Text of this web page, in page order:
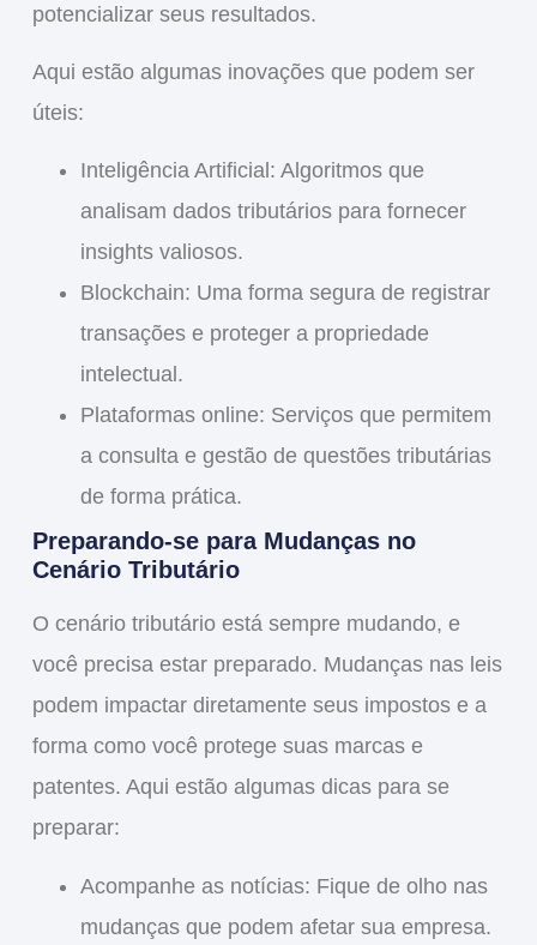
potencializar seus resultados.
Aqui estão algumas inovações que podem ser
úteis:
Inteligência Artificial : Algoritmos que
analisam dados tributários para fornecer
insights valiosos.
Blockchain: Uma forma segura de registrar
transações e proteger a propriedade
intelectual.
Plataformas online: Serviços que permitem
a consulta e gestão de questões tributárias
de forma prática.
Preparando-se para Mudanças no
Cenário Tributário
O cenário tributário está sempre mudando, e
você precisa estar preparado. Mudanças nas leis
podem impactar diretamente seus impostos e a
forma como você protege suas marcas e
patentes. Aqui estão algumas dicas para se
preparar:
Acompanhe as notícias: Fique de olho nas
mudanças que podem afetar sua empresa.